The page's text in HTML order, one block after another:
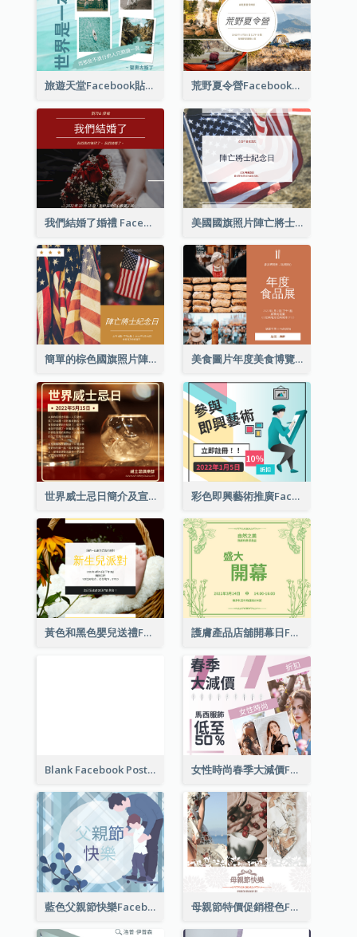
旅遊天堂Facebook貼子 荒野夏令營Facebook帖子
我們結婚了婚禮 Facebook 帖子 美國國旗照片陣亡將士紀念日慶祝活動Facebook帖子
簡單的棕色國旗照片陣亡將士紀念日Facebook帖子 美食圖片年度美食博覽會邀請函Facebook帖子
世界威士忌日簡介及宣傳用Facebook帖子 彩色即興藝術推廣Facebook帖子
黃色和黑色嬰兒送禮Facebook帖子 護膚產品店舖開幕日Facebook帖子
Blank Facebook Post 女性時尚春季大減價Facebook帖子
藍色父親節快樂Facebook帖子 母親節特價促銷橙色Facebook帖子